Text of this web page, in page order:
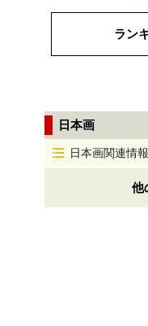
ラン
日本画
日本画関連情報
他